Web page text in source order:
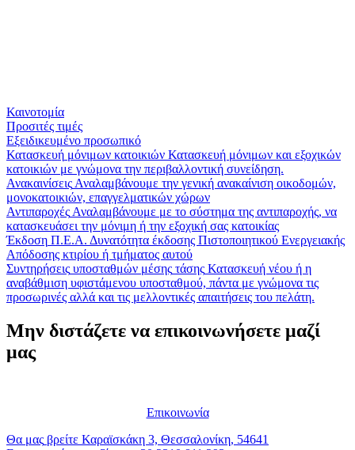
Καινοτομία
Προσιτές τιμές
Εξειδικευμένο προσωπικό
Κατασκευή μόνιμων κατοικιών Κατασκευή μόνιμων και εξοχικών
κατοικιών με γνώμονα την περιβαλλοντική συνείδηση.
Ανακαινίσεις Αναλαμβάνουμε την γενική ανακαίνιση οικοδομών,
μονοκατοικιών, επαγγελματικών χώρων
Αντιπαροχές Αναλαμβάνουμε με το σύστημα της αντιπαροχής, να
κατασκευάσει την μόνιμη ή την εξοχική σας κατοικίας
Έκδοση Π.Ε.Α. Δυνατότητα έκδοσης Πιστοποιητικού Ενεργειακής
Απόδοσης κτιρίου ή τμήματος αυτού
Συντηρήσεις υποσταθμών μέσης τάσης Κατασκευή νέου ή η
αναβάθμιση υφιστάμενου υποσταθμού, πάντα με γνώμονα τις
προσωρινές αλλά και τις μελλοντικές απαιτήσεις του πελάτη.
Μην διστάζετε να επικοινωνήσετε μαζί
μας
Επικοινωνία
Θα μας βρείτε Καραϊσκάκη 3, Θεσσαλονίκη, 54641